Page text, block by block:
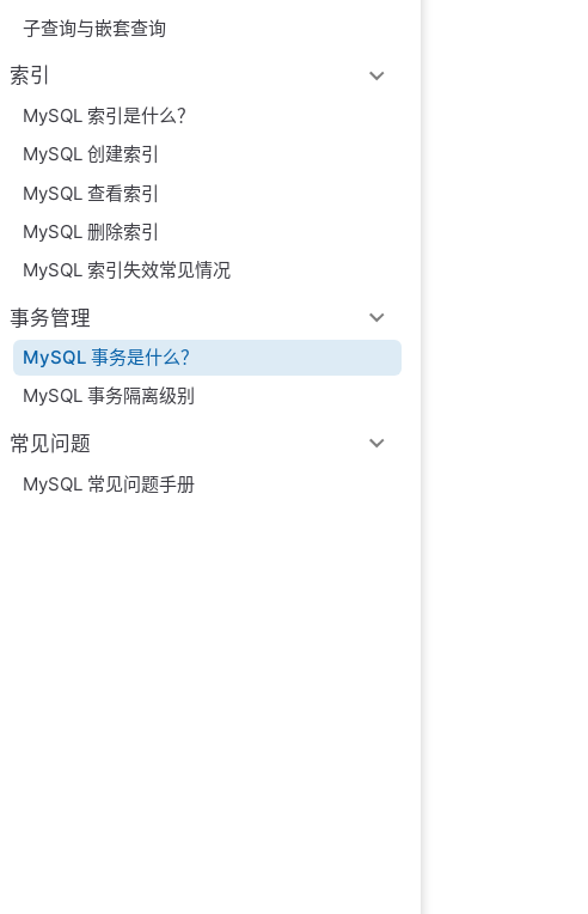
子查询与嵌套查询
索引
MySQL 索引是什么？
MySQL 创建索引
MySQL 查看索引
MySQL 删除索引
MySQL 索引失效常见情况
事务管理
MySQL 事务是什么？
MySQL 事务隔离级别
常见问题
MySQL 常见问题手册